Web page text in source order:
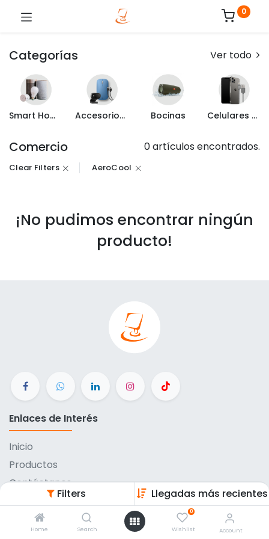
Filters Llegadas más recientes
Home Search
0
Wishlist Account
0
Categorías Ver todo
Smart Home Accesorios de Computo Bocinas Celulares y Mas
Comercio 0 artículos encontrados.
Clear Filters AeroCool
¡No pudimos encontrar ningún
producto!
Enlaces de Interés
Inicio
Productos
Contáctanos
Métodos de pago
Eventos